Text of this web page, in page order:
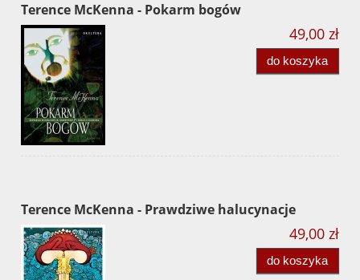
Terence McKenna - Pokarm bogów
49,00 zł
do koszyka
Terence McKenna - Prawdziwe halucynacje
49,00 zł
do koszyka